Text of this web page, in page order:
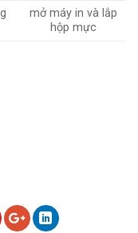
mở máy in và lắp
hộp mực